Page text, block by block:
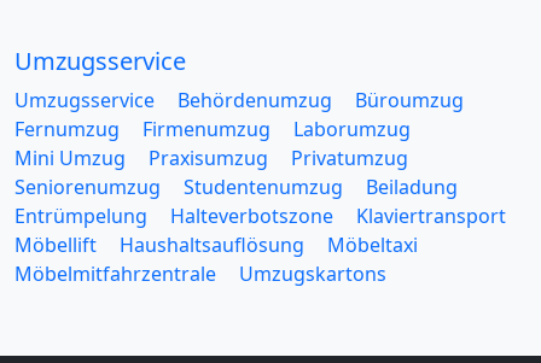
Umzugsservice
Umzugsservice Behördenumzug
Büroumzug
Fernumzug
Firmenumzug
Laborumzug
Mini Umzug
Praxisumzug
Privatumzug
Seniorenumzug
Studentenumzug
Beiladung
Entrümpelung
Halteverbotszone
Klaviertransport
Möbellift
Haushaltsauflösung
Möbeltaxi
Möbelmitfahrzentrale
Umzugskartons